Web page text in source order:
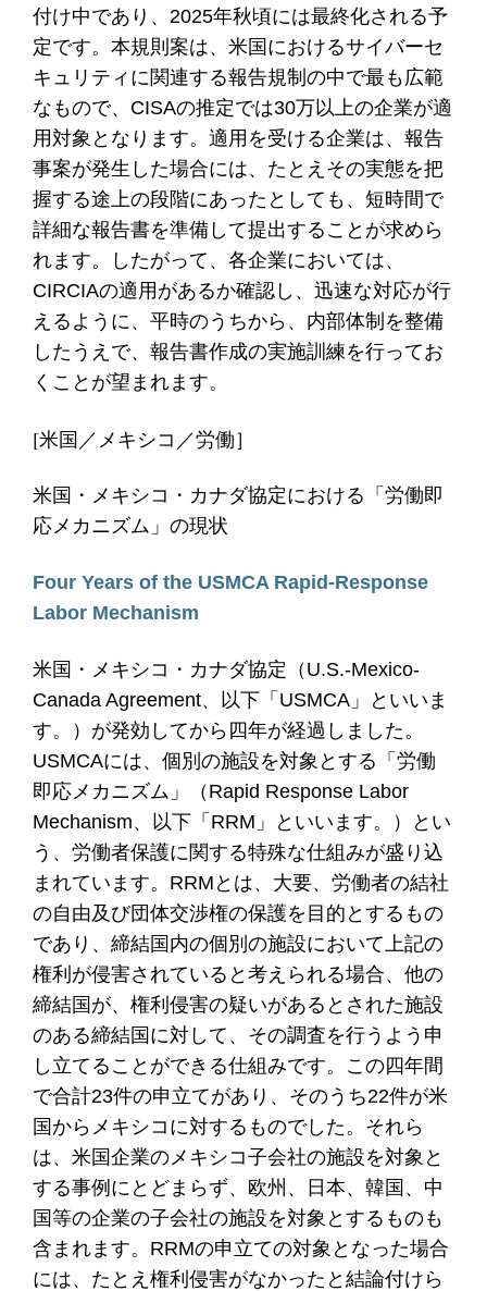
付け中であり、2025年秋頃には最終化される予
定です。本規則案は、米国におけるサイバーセ
キュリティに関連する報告規制の中で最も広範
なもので、CISAの推定では30万以上の企業が適
用対象となります。適用を受ける企業は、報告
事案が発生した場合には、たとえその実態を把
握する途上の段階にあったとしても、短時間で
詳細な報告書を準備して提出することが求めら
れます。したがって、各企業においては、
CIRCIAの適用があるか確認し、迅速な対応が行
えるように、平時のうちから、内部体制を整備
したうえで、報告書作成の実施訓練を行ってお
くことが望まれます。
[米国／メキシコ／労働］
米国・メキシコ・カナダ協定における「労働即
応メカニズム」の現状
Four Years of the USMCA Rapid-Response
Labor Mechanism
米国・メキシコ・カナダ協定（U.S.-Mexico-
Canada Agreement、以下「USMCA」といいま
す。）が発効してから四年が経過しました。
USMCAには、個別の施設を対象とする「労働
即応メカニズム」（Rapid Response Labor
Mechanism、以下「RRM」といいます。）とい
う、労働者保護に関する特殊な仕組みが盛り込
まれています。RRMとは、大要、労働者の結社
の自由及び団体交渉権の保護を目的とするもの
であり、締結国内の個別の施設において上記の
権利が侵害されていると考えられる場合、他の
締結国が、権利侵害の疑いがあるとされた施設
のある締結国に対して、その調査を行うよう申
し立てることができる仕組みです。この四年間
で合計23件の申立てがあり、そのうち22件が米
国からメキシコに対するものでした。それら
は、米国企業のメキシコ子会社の施設を対象と
する事例にとどまらず、欧州、日本、韓国、中
国等の企業の子会社の施設を対象とするものも
含まれます。RRMの申立ての対象となった場合
には、たとえ権利侵害がなかったと結論付けら